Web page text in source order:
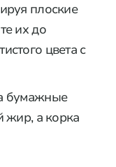
плоские
их до
цвета с
бумажные
жир, а корка